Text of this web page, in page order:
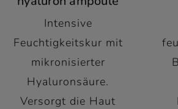
Intensive
Feuchtigkeitskur mit
mikronisierter
Hyaluronsäure.
Versorgt die Haut